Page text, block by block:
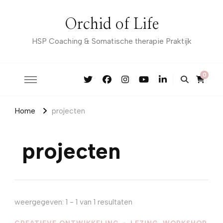
Orchid of Life
HSP Coaching & Somatische therapie Praktijk
0
Home projecten
projecten
weergegeven: 1 - 1 van 1 resultaten